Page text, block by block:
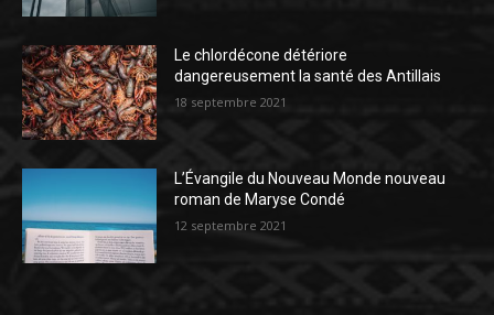
Le chlordécone détériore
dangereusement la santé des Antillais
18 septembre 2021
L’Évangile du Nouveau Monde nouveau
roman de Maryse Condé
12 septembre 2021